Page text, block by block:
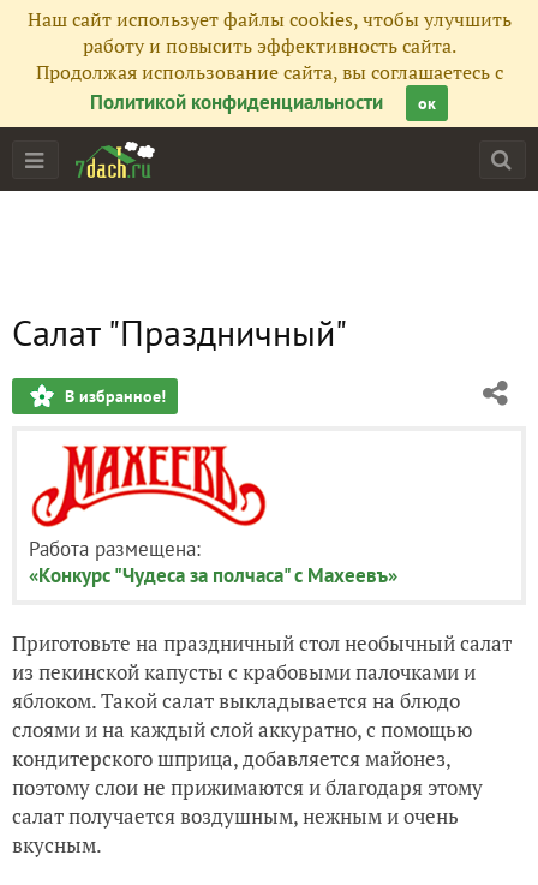
Наш сайт использует файлы cookies, чтобы улучшить
работу и повысить эффективность сайта.
Продолжая использование сайта, вы соглашаетесь с
Политикой конфиденциальности
ок
Салат "Праздничный"
В избранное!
Работа размещена:
«Конкурс "Чудеса за полчаса" с Махеевъ»
Приготовьте на праздничный стол необычный салат
из пекинской капусты с крабовыми палочками и
яблоком. Такой салат выкладывается на блюдо
слоями и на каждый слой аккуратно, с помощью
кондитерского шприца, добавляется майонез,
поэтому слои не прижимаются и благодаря этому
салат получается воздушным, нежным и очень
вкусным.